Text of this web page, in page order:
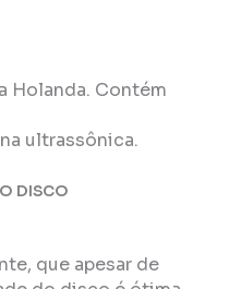
Holanda. Contém
ultrassônica.
DISCO
que apesar de